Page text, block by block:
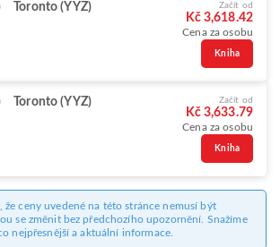
Toronto (YYZ) Začít od
Kč 3,618.42
Cena za osobu
Kniha
Toronto (YYZ) Začít od
Kč 3,633.79
Cena za osobu
Kniha
že ceny uvedené na této stránce nemusí být
se změnit bez předchozího upozornění. Snažíme
nejpřesnější a aktuální informace.